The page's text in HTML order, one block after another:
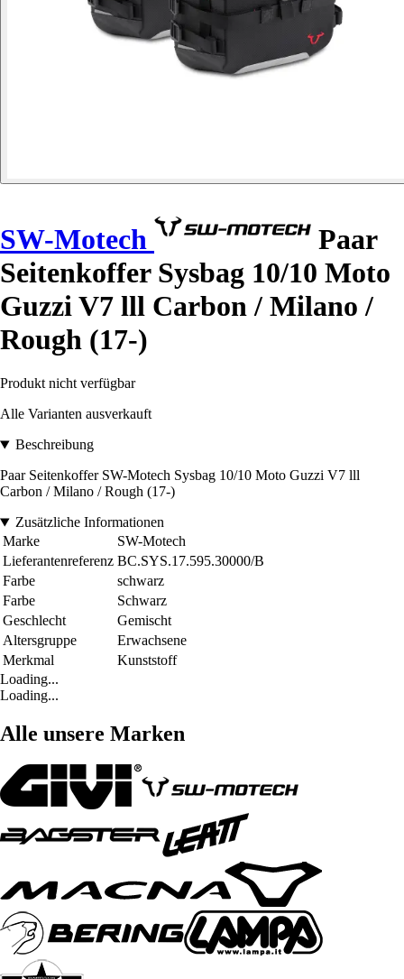
SW-Motech
Paar
Seitenkoffer Sysbag 10/10 Moto
Guzzi V7 lll Carbon / Milano /
Rough (17-)
Produkt nicht verfügbar
Alle Varianten ausverkauft
Beschreibung
Paar Seitenkoffer SW-Motech Sysbag 10/10 Moto Guzzi V7 lll
Carbon / Milano / Rough (17-)
Zusätzliche Informationen
Marke
SW-Motech
Lieferantenreferenz BC.SYS.17.595.30000/B
Farbe
schwarz
Farbe
Schwarz
Geschlecht
Gemischt
Altersgruppe
Erwachsene
Merkmal
Kunststoff
Loading...
Loading...
Alle unsere Marken